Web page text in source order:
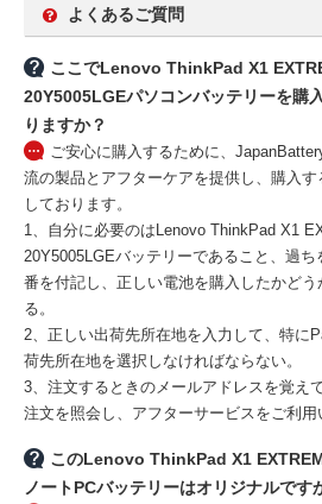
よくあるご質問
ここでLenovo ThinkPad X1
20Y5005LGEパソコンバッテリーを購
りますか？
ご安心に購入するために、
流の製品とアフターケアを提供し、購入
しております。
1、自分に必要のはLenovo ThinkPad X1
20Y5005LGEバッテリーであること、過
番を付記し、正しい電池を購入したかどう
る。
2、正しい出荷先所在地を入力して、特に
荷先所在地を選択しなければならない。
3、注文するときのメールアドレスを覚え
注文を照会し、アフターサービスをご利用
このLenovo ThinkPad X1
ノートPCバッテリーはオリジナルです